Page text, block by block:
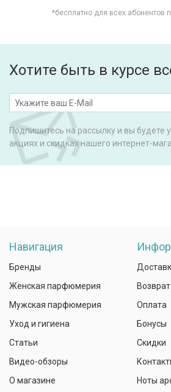
*бесплатно для всех абонентов
Хотите быть в курсе
Подпишитесь на рассылку и вы будете
акциях и скидках нашего интернет-
Навигация
Бренды
Женская парфюмерия
Мужская парфюмерия
Уход и гигиена
Статьи
Видео-обзоры
О магазине
Оплата
Бонусы
Скидки
Ноты